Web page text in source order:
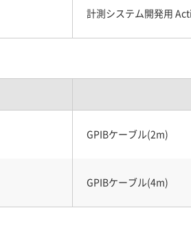
計測システム開発用
GPIBケーブル(2m)
GPIBケーブル(4m)